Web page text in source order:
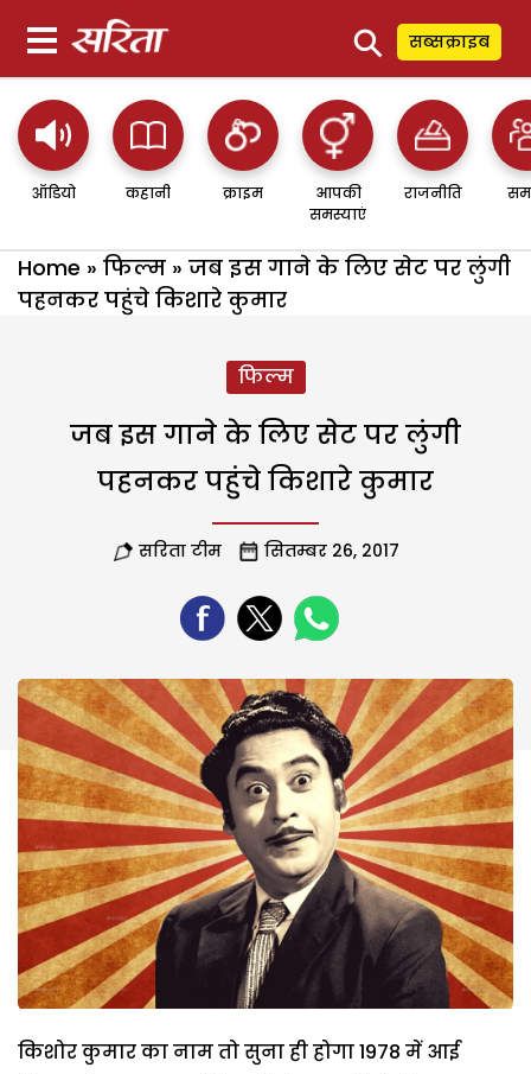
⚲ सब्सक्राइब
ऑडियो कहानी क्राइम
आपकी
समस्याएं
राजनीति
Home » फिल्म » जब इस गाने के लिए सेट पर लुंगी
पहनकर पहुंचे किशारे कुमार
फिल्म
जब इस गाने के लिए सेट पर लुंगी
पहनकर पहुंचे किशारे कुमार
सरिता टीम सितम्बर 26, 2017
किशोर कुमार का नाम तो सुना ही होगा 1978 में आई